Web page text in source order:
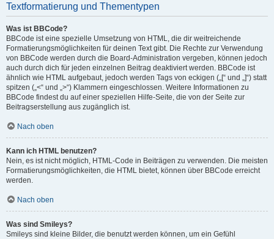
Textformatierung und Thementypen
Was ist BBCode?
BBCode ist eine spezielle Umsetzung von HTML, die dir weitreichende
Formatierungsmöglichkeiten für deinen Text gibt. Die Rechte zur Verwendung
von BBCode werden durch die Board-Administration vergeben, können jedoch
auch durch dich für jeden einzelnen Beitrag deaktiviert werden. BBCode ist
ähnlich wie HTML aufgebaut, jedoch werden Tags von eckigen („[“ und „]“) statt
spitzen („<“ und „>“) Klammern eingeschlossen. Weitere Informationen zu
BBCode findest du auf einer speziellen Hilfe-Seite, die von der Seite zur
Beitragserstellung aus zugänglich ist.
Nach oben
Kann ich HTML benutzen?
Nein, es ist nicht möglich, HTML-Code in Beiträgen zu verwenden. Die meisten
Formatierungsmöglichkeiten, die HTML bietet, können über BBCode erreicht
werden.
Nach oben
Was sind Smileys?
Smileys sind kleine Bilder, die benutzt werden können, um ein Gefühl